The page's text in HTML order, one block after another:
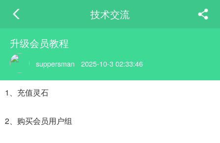
技术交流
升级会员教程
suppersman 2025-10-3 02:33:46
1、充值灵石
2、购买会员用户组